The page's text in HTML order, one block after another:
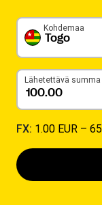
Togo
Kohdemaa
Lähetettävä summa
FX: 1.00 EUR –